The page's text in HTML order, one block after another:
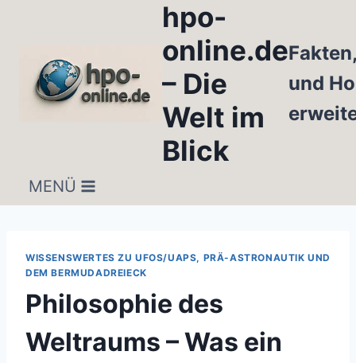
hpo-
online.de
– Die
Welt im
Blick
und
MENÜ
WISSENSWERTES ZU UFOS/UAPS, PRÄ-ASTRONAUTIK UND
DEM BERMUDADREIECK
Philosophie des
Weltraums – Was ein